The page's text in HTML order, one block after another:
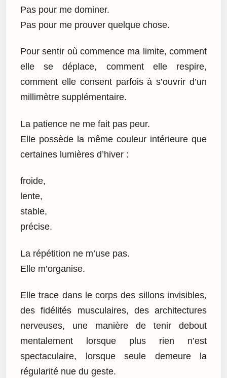
Pas pour me dominer.
Pas pour me prouver quelque chose.
Pour sentir où commence ma limite, comment
elle se déplace, comment elle respire,
comment elle consent parfois à s’ouvrir d’un
millimètre supplémentaire.
La patience ne me fait pas peur.
Elle possède la même couleur intérieure que
certaines lumières d’hiver :
froide,
lente,
stable,
précise.
La répétition ne m’use pas.
Elle m’organise.
Elle trace dans le corps des sillons invisibles,
des fidélités musculaires, des architectures
nerveuses, une manière de tenir debout
mentalement lorsque plus rien n’est
spectaculaire, lorsque seule demeure la
régularité nue du geste.